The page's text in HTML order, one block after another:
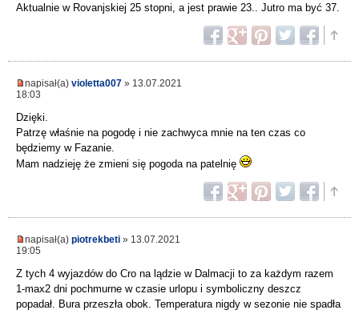
Aktualnie w Rovanjskiej 25 stopni, a jest prawie 23.. Jutro ma być 37.
napisał(a) violetta007 » 13.07.2021
18:03
Dzięki.
Patrzę właśnie na pogodę i nie zachwyca mnie na ten czas co
będziemy w Fazanie.
Mam nadzieję że zmieni się pogoda na patelnię
napisał(a) piotrekbeti » 13.07.2021
19:05
Z tych 4 wyjazdów do Cro na lądzie w Dalmacji to za każdym razem
1-max2 dni pochmurne w czasie urlopu i symboliczny deszcz
popadał. Bura przeszła obok. Temperatura nigdy w sezonie nie spadła